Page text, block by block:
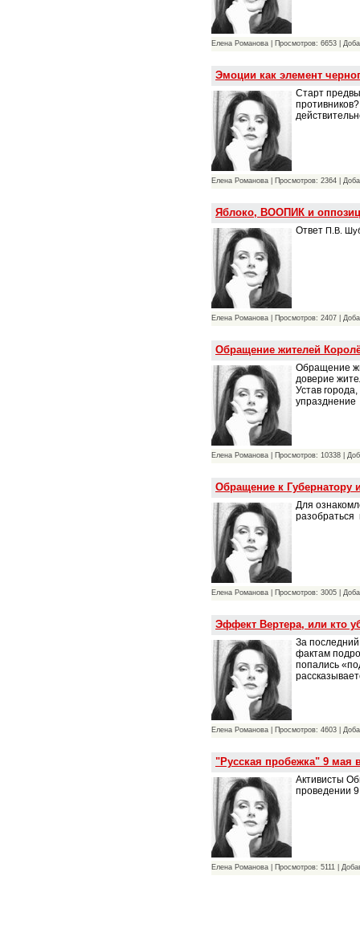
Елена Романова | Просмотров: 6653 |
Эмоции как элемент
Старт
Елена Романова | Просмотров: 2364 |
Яблоко, ВООПИК и
Ответ П.В.
Елена Романова | Просмотров: 2407 |
Обращение жителей
Обращение
доверие
Устав
упразднение
Елена Романова | Просмотров: 10338 |
Обращение к Губернатору
Для
разобраться
Елена Романова | Просмотров: 3005 |
Эффект Вертера, или кто
За
фактам
попались
Елена Романова | Просмотров: 4603 |
"Русская пробежка" 9 мая
Активисты
проведении
Елена Романова | Просмотров: 5111 |